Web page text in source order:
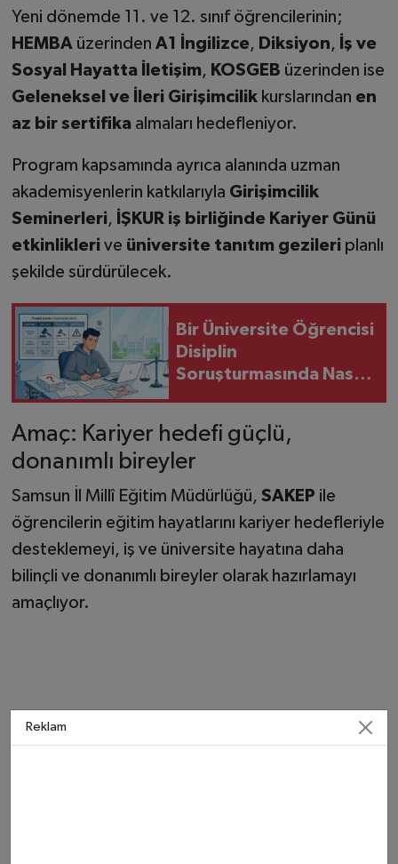
Yeni dönemde 11. ve 12. sınıf öğrencilerinin;
HEMBA üzerinden A1 İngilizce, Diksiyon, İş ve
Sosyal Hayatta İletişim, KOSGEB üzerinden ise
Geleneksel ve İleri Girişimcilikkurslarından en
az bir sertifikaalmaları hedefleniyor.
Program kapsamında ayrıca alanında uzman
akademisyenlerin katkılarıyla Girişimcilik
Seminerleri, İŞKUR iş birliğinde Kariyer Günü
etkinliklerive üniversite tanıtım gezileriplanlı
şekilde sürdürülecek.
Bir Üniversite Öğrencisi
Disiplin
Soruşturmasında Nasıl
mi?
Amaç: Kariyer hedefi güçlü,
donanımlı bireyler
Samsun İl Millî Eğitim Müdürlüğü, SAKEP ile
öğrencilerin eğitim hayatlarını kariyer hedefleriyle
desteklemeyi, iş ve üniversite hayatına daha
bilinçli ve donanımlı bireyler olarak hazırlamayı
amaçlıyor.
Reklam